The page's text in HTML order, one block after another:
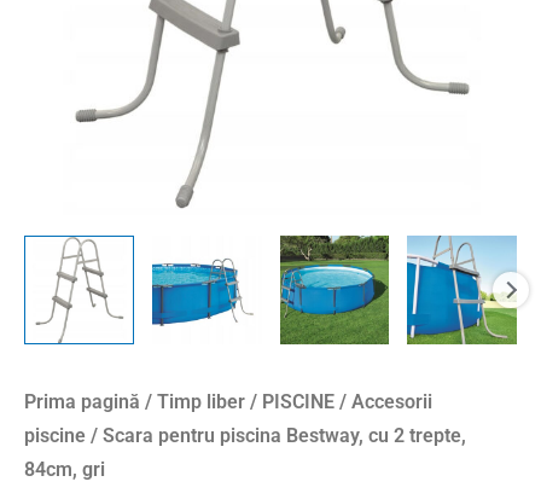
Prima pagină / Timp liber / PISCINE / Accesorii
piscine / Scara pentru piscina Bestway, cu 2 trepte,
84cm, gri